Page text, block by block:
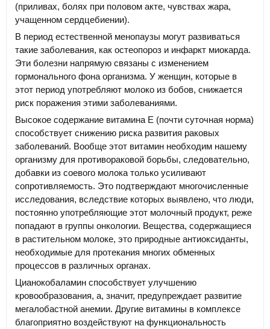
(приливах, болях при половом акте, чувствах жара,
учащенном сердцебиении).
В период естественной менопаузы могут развиваться
такие заболевания, как остеопороз и инфаркт миокарда.
Эти болезни напрямую связаны с изменением
гормонального фона организма. У женщин, которые в
этот период употребляют молоко из бобов, снижается
риск поражения этими заболеваниями.
Высокое содержание витамина Е (почти суточная норма)
способствует снижению риска развития раковых
заболеваний. Вообще этот витамин необходим нашему
организму для противораковой борьбы, следовательно,
добавки из соевого молока только усиливают
сопротивляемость. Это подтверждают многочисленные
исследования, вследствие которых выявлено, что люди,
постоянно употребляющие этот молочный продукт, реже
попадают в группы онкологии. Вещества, содержащиеся
в растительном молоке, это природные антиоксиданты,
необходимые для протекания многих обменных
процессов в различных органах.
Цианокобаламин способствует улучшению
кровообразования, а, значит, предупреждает развитие
мегалобастной анемии. Другие витамины в комплексе
благоприятно воздействуют на функциональность